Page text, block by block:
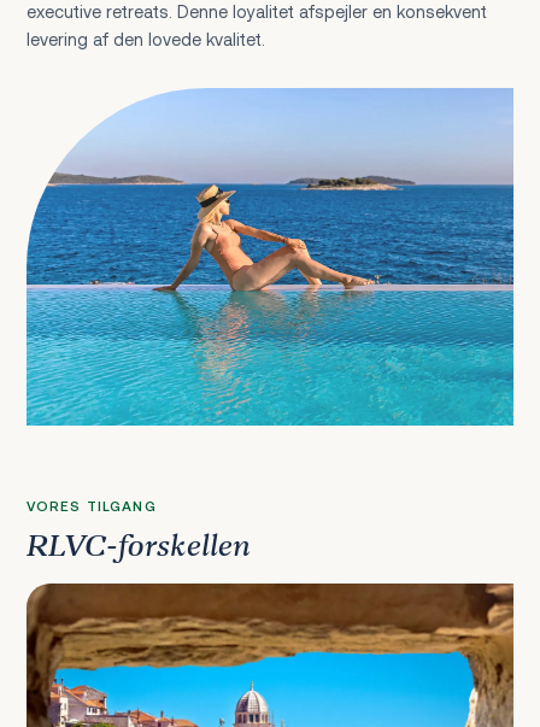
executive retreats. Denne loyalitet afspejler en konsekvent
levering af den lovede kvalitet.
VORES TILGANG
RLVC-forskellen